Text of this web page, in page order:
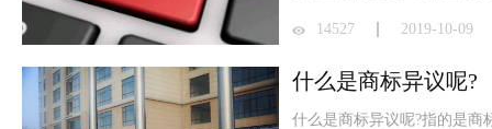
14527 2019-10-09
什么是商标异议呢?
什么是商标异议呢?指的是商